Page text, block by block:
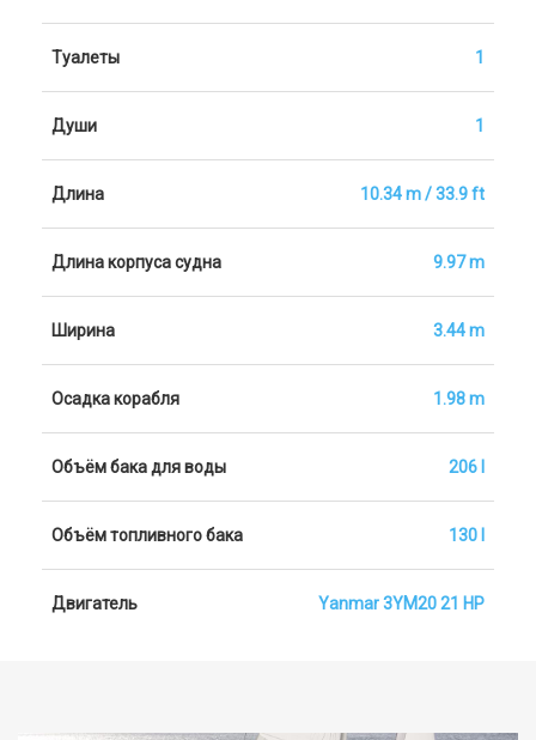
Туалеты 1
Души 1
Длина 10.34 m / 33.9 ft
Длина корпуса судна 9.97 m
Ширина 3.44 m
Осадка корабля 1.98 m
Объём бака для воды 206 l
Объём топливного бака 130 l
Двигатель Yanmar 3YM20 21 HP